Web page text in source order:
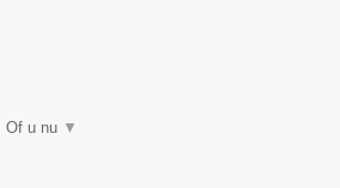
Of u nu ▼